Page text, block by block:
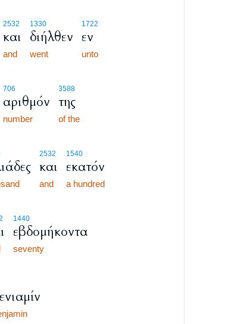
2532
και
and
1330
διήλθεν
went
1722
εν
unto
706
αριθμόν
number
3588
της
of the
2532
και
and
1540
εκατόν
a hundred
1440
εβδομήκοντα
seventy